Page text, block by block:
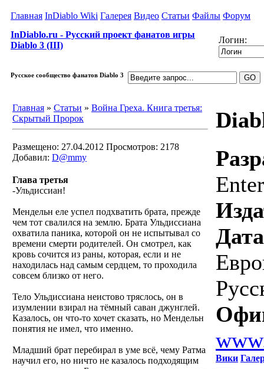
Главная InDiablo Wiki Галерея Видео Статьи Файлы Форум
InDiablo.ru - Русский проект фанатов игры
Diablo 3 (III)
Логин:
Русское сообщество фанатов Diablo 3
Главная » Статьи » Война Греха. Книга третья:
Скрытый Пророк
Размещено: 27.04.2012 Просмотров: 2178
Добавил: D@mmy
Глава третья
-Ульдиссиан!
Мендельн еле успел подхватить брата, прежде
чем тот свалился на землю. Брата Ульдиссиана
охватила паника, которой он не испытывал со
времени смерти родителей. Он смотрел, как
кровь сочится из раны, которая, если и не
находилась над самым сердцем, то проходила
совсем близко от него.
Тело Ульдиссиана неистово тряслось, он в
изумлении взирал на тёмный саван джунглей.
Казалось, он что-то хочет сказать, но Мендельн
понятия не имел, что именно.
Младший брат перебирал в уме всё, чему Ратма
научил его, но ничто не казалось подходящим
Вики